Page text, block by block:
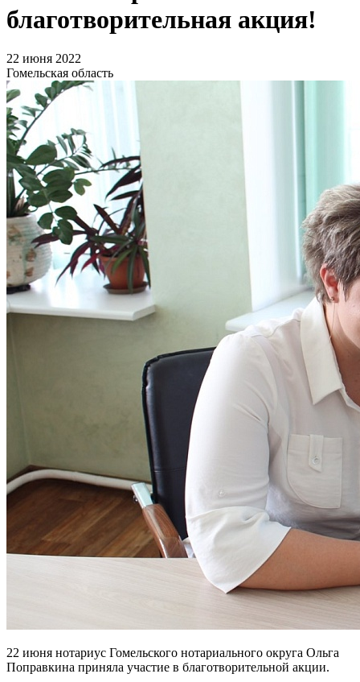
благотворительная акция!
22 июня 2022
Гомельская область
22 июня нотариус Гомельского нотариального округа Ольга
Поправкина приняла участие в благотворительной акции.